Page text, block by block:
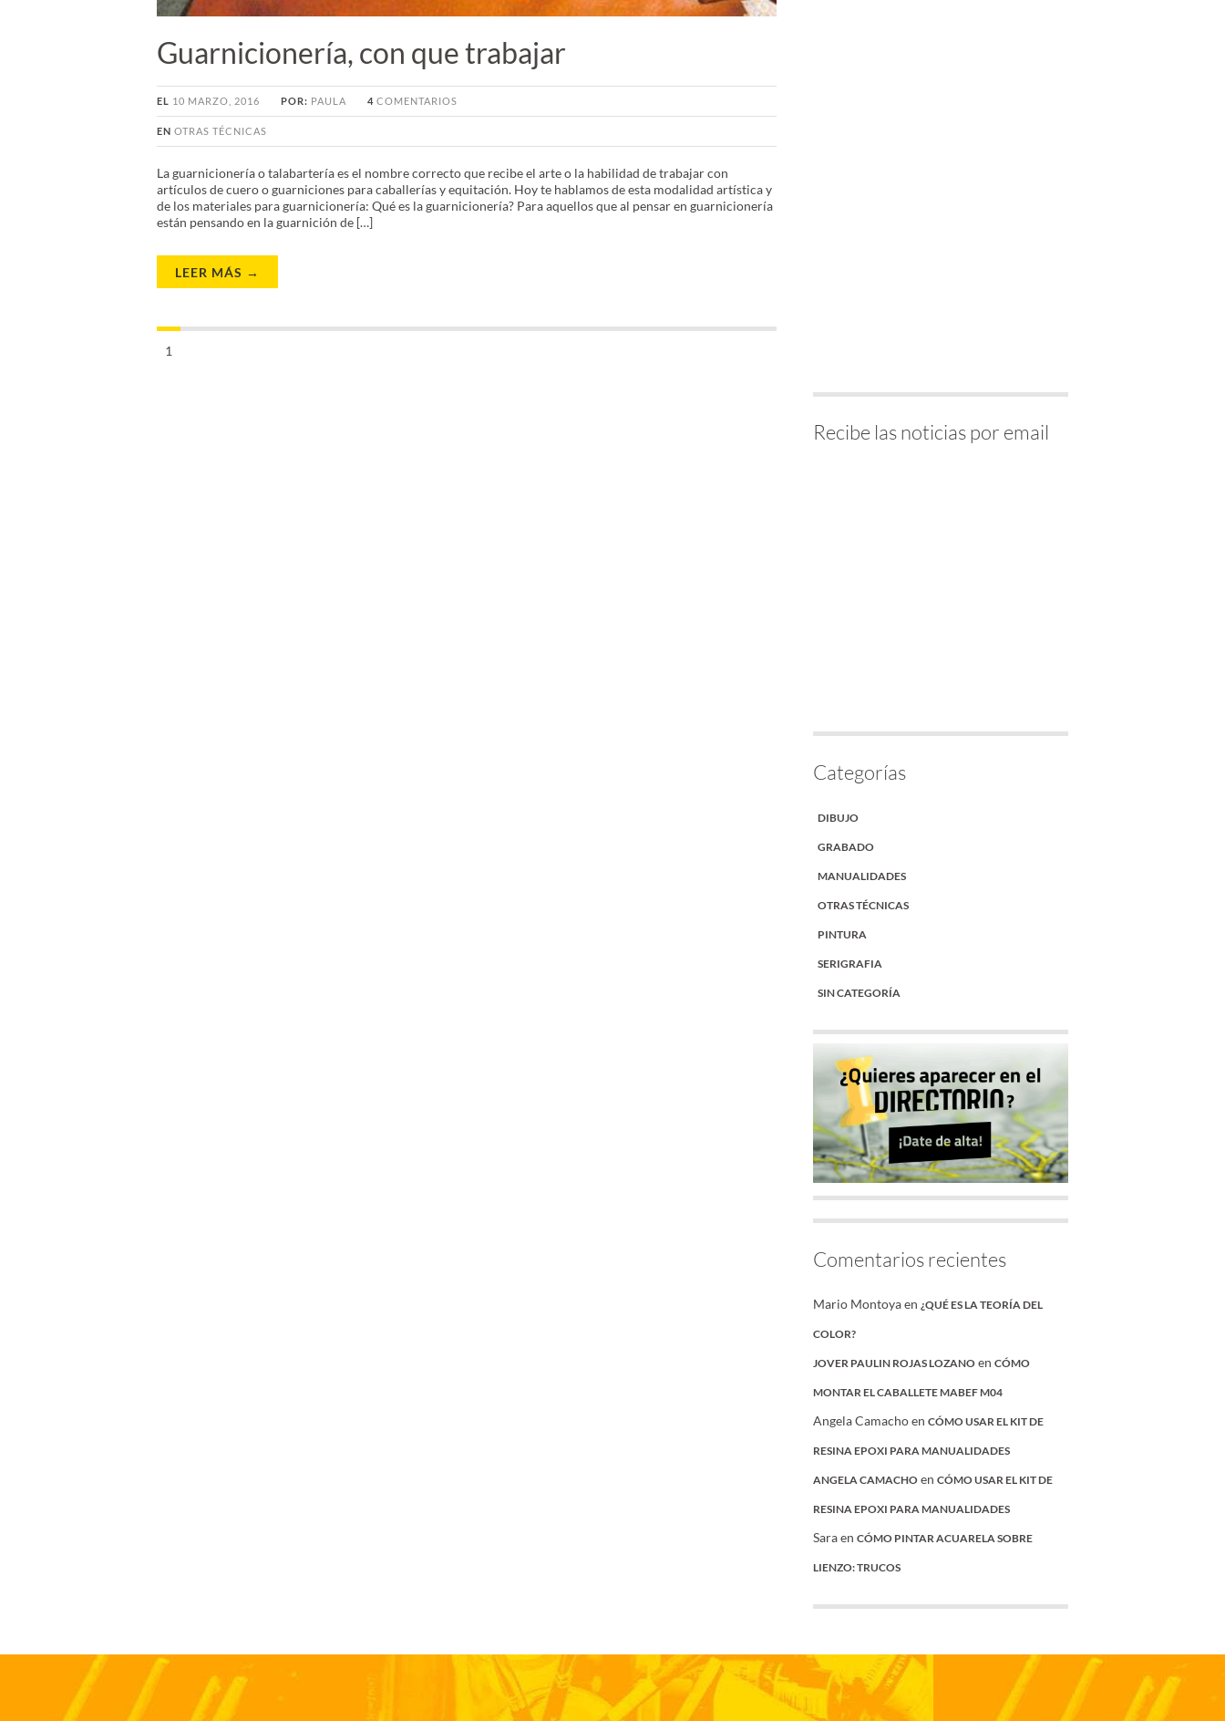
Guarnicionería, con que trabajar
EL 10 MARZO, 2016 POR: PAULA 4 COMENTARIOS
EN OTRAS TÉCNICAS
La guarnicionería o talabartería es el nombre correcto que recibe el arte o la habilidad de trabajar con
artículos de cuero o guarniciones para caballerías y equitación. Hoy te hablamos de esta modalidad artística y
de los materiales para guarnicionería: Qué es la guarnicionería? Para aquellos que al pensar en guarnicionería
están pensando en la guarnición de […]
LEER MÁS →
1
Recibe las noticias por email
Categorías
DIBUJO
GRABADO
MANUALIDADES
OTRAS TÉCNICAS
PINTURA
SERIGRAFIA
SIN CATEGORÍA
Comentarios recientes
Mario Montoyaen ¿QUÉ ES LA TEORÍA DEL
COLOR?
JOVER PAULIN ROJAS LOZANO en CÓMO
MONTAR EL CABALLETE MABEF M04
Angela Camachoen CÓMO USAR EL KIT DE
RESINA EPOXI PARA MANUALIDADES
ANGELA CAMACHO en CÓMO USAR EL KIT DE
RESINA EPOXI PARA MANUALIDADES
Saraen CÓMO PINTAR ACUARELA SOBRE
LIENZO: TRUCOS